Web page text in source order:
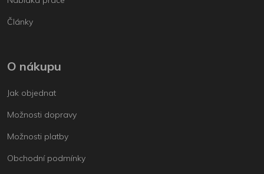
Články
O nákupu
Jak objednat
Možnosti dopravy
Možnosti platby
Obchodní podmínky